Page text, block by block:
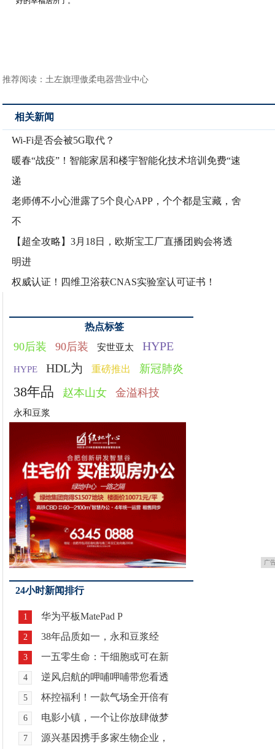
推荐阅读：土左旗理傲柔电器营业中心
相关新闻
Wi-Fi是否会被5G取代？
暖春“战疫”！智能家居和楼宇智能化技术培训免费“速
递
老师傅不小心泄露了5个良心APP，个个都是宝藏，舍
不
【超全攻略】3月18日，欧斯宝工厂直播团购会将透
明进
权威认证！四维卫浴获CNAS实验室认可证书！
热点标签
90后装 90后装 安世亚太 HYPE
HYPE HDL为 重磅推出 新冠肺炎
38年品 赵本山女 金溢科技
永和豆浆
广
24小时新闻排行
1 华为平板MatePad P
2 38年品质如一，永和豆浆经
3 一五零生命：干细胞或可在新
4 逆风启航的呷哺呷哺带您看透
5 杯控福利！一款气场全开倍有
6 电影小镇，一个让你放肆做梦
7 源兴基因携手多家生物企业，